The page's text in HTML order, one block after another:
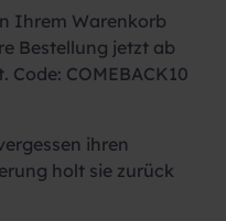
Ihrem Warenkorb
Bestellung jetzt ab
Code: COMEBACK10
ihren
holt sie zurück